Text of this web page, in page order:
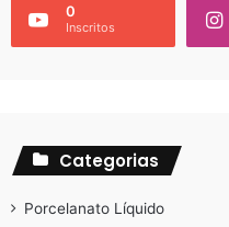
0
Inscritos
Categorias
Porcelanato Líquido